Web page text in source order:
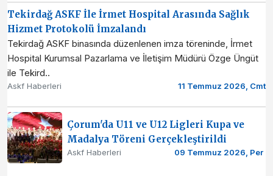
Tekirdağ ASKF İle İrmet Hospital Arasında Sağlık
Hizmet Protokolü İmzalandı
Tekirdağ ASKF binasında düzenlenen imza töreninde, İrmet
Hospital Kurumsal Pazarlama ve İletişim Müdürü Özge Üngüt
ile Tekird..
Askf Haberleri 11 Temmuz 2026, Cmt
Çorum'da U11 ve U12 Ligleri Kupa ve
Madalya Töreni Gerçekleştirildi
Askf Haberleri 09 Temmuz 2026, Per